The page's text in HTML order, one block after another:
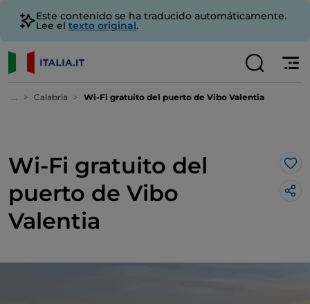
Este contenido se ha traducido automáticamente.
Lee el texto original.
... Calabria Wi-Fi gratuito del puerto de Vibo Valentia
Wi-Fi gratuito del
puerto de Vibo
Valentia
Me